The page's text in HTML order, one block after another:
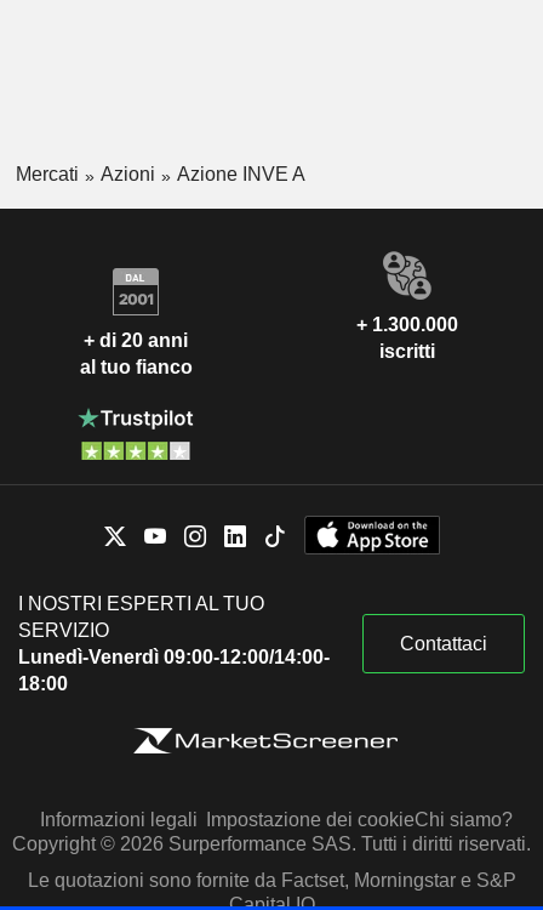
Mercati Azioni Azione INVE A
+ di 20 anni
al tuo fianco
+ 1.300.000
iscritti
I NOSTRI ESPERTI AL TUO
SERVIZIO
Lunedì-Venerdì 09:00-12:00/14:00-
18:00
Contattaci
Informazioni legali Impostazione dei cookieChi siamo?
Copyright © 2026 Surperformance SAS. Tutti i diritti riservati.
Le quotazioni sono fornite da Factset, Morningstar e S&P
Capital IQ